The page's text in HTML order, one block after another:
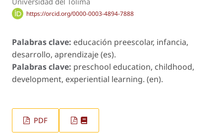
https://orcid.org/0000-0003-4894-7888
Palabras clave: educación preescolar, infancia,
desarrollo, aprendizaje (es).
Palabras clave: preschool education, childhood,
development, experiential learning. (en).
PDF